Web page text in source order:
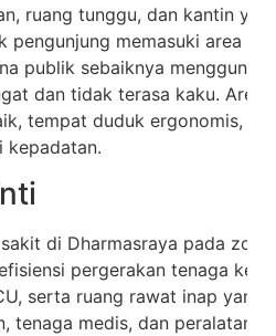
ruang tunggu, dan kantin
pengunjung memasuki area
publik sebaiknya
dan tidak terasa kaku.
tempat duduk ergonomis,
kepadatan.
di Dharmasraya pada
pergerakan tenaga
serta ruang rawat inap yang
tenaga medis, dan peralatan.